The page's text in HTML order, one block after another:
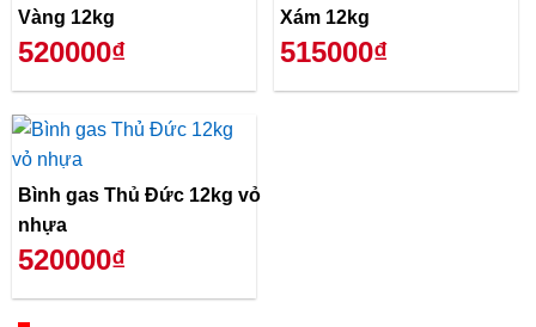
Vàng 12kg
520000₫
Xám 12kg
515000₫
Bình gas Thủ Đức 12kg vỏ
nhựa
520000₫